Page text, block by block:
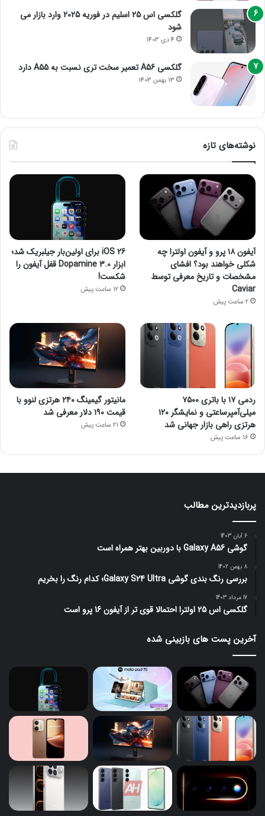
گلکسی اس 25 اسلیم در فوریه 2025 وارد بازار می
شود
4 دی 1403
گلکسی A56 تعمیر سخت تری نسبت به A55 دارد
13 بهمن 1403
نوشته‌های تازه
آیفون ۱۸ پرو و آیفون اولترا چه
شکلی خواهند بود؟ افشای
مشخصات و تاریخ معرفی توسط
Caviar
2 ساعت پیش
iOS 26 برای اولین‌بار جیلبریک شد؛
ابزار Dopamine 3.0 قفل آیفون را
شکست!
12 ساعت پیش
ردمی ۱۷ با باتری ۷۵۰۰
میلی‌آمپرساعتی و نمایشگر ۱۲۰
هرتزی راهی بازار جهانی شد
16 ساعت پیش
مانیتور گیمینگ ۲۴۰ هرتزی لنوو با
قیمت ۱۹۰ دلار معرفی شد
21 ساعت پیش
پربازدیدترین مطالب
6 آبان 1403
گوشی Galaxy A56 با دوربین بهتر همراه است
8 بهمن 1402
بررسی رنگ بندی گوشی Galaxy S24 Ultra؛ کدام رنگ را بخریم
17 مرداد 1403
گلکسی اس 25 اولترا احتمالا قوی تر از آیفون 16 پرو است
آخرین پست های بازبینی شده